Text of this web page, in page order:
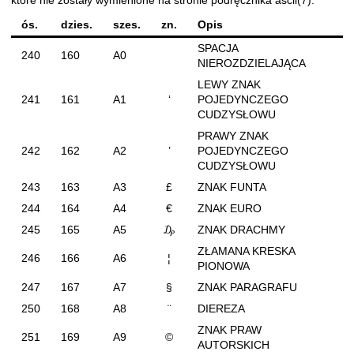
ós.
dzies. szes. zn. Opis
240 160 A0
SPACJA
NIEROZDZIELAJĄCA
241 161 A1 ‘
LEWY ZNAK
POJEDYNCZEGO
CUDZYSŁOWU
242 162 A2 ’
PRAWY ZNAK
POJEDYNCZEGO
CUDZYSŁOWU
243
163 A3 £
ZNAK FUNTA
244
164 A4 €
ZNAK EURO
245
165 A5 ₯ ZNAK DRACHMY
246 166 A6 ¦
ZŁAMANA KRESKA
PIONOWA
247
167 A7 §
ZNAK PARAGRAFU
250
168 A8 ¨ DIEREZA
251 169 A9 ©
ZNAK PRAW
AUTORSKICH